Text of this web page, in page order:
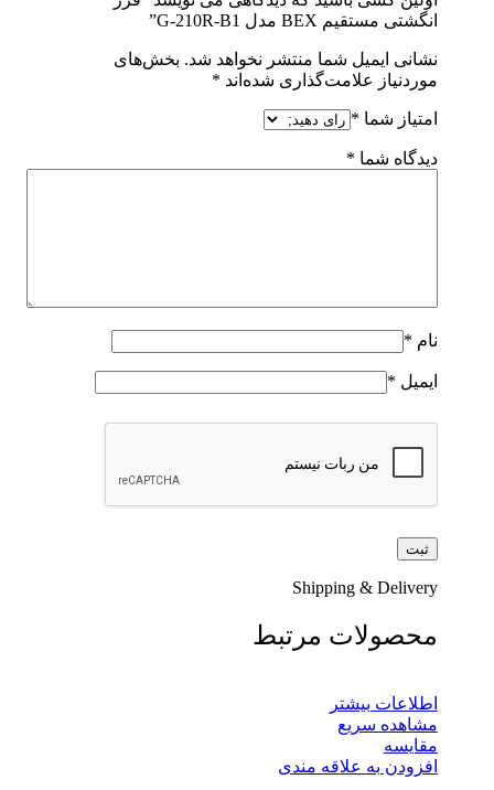
انگشتی مستقیم BEX مدل G-210R-B1”
نشانی ایمیل شما منتشر نخواهد شد. بخش‌های
موردنیاز علامت‌گذاری شده‌اند *
امتیاز شما *
دیدگاه شما *
نام *
ایمیل *
Shipping & Delivery
محصولات مرتبط
اطلاعات بیشتر
مشاهده سریع
مقایسه
افزودن به علاقه مندی